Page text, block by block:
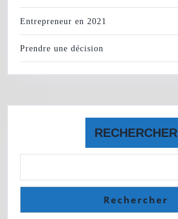
Entrepreneur en 2021
Prendre une décision
RECHERCHER
Rechercher